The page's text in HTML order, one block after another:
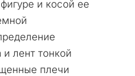
и косой ее
лент тонкой
плечи